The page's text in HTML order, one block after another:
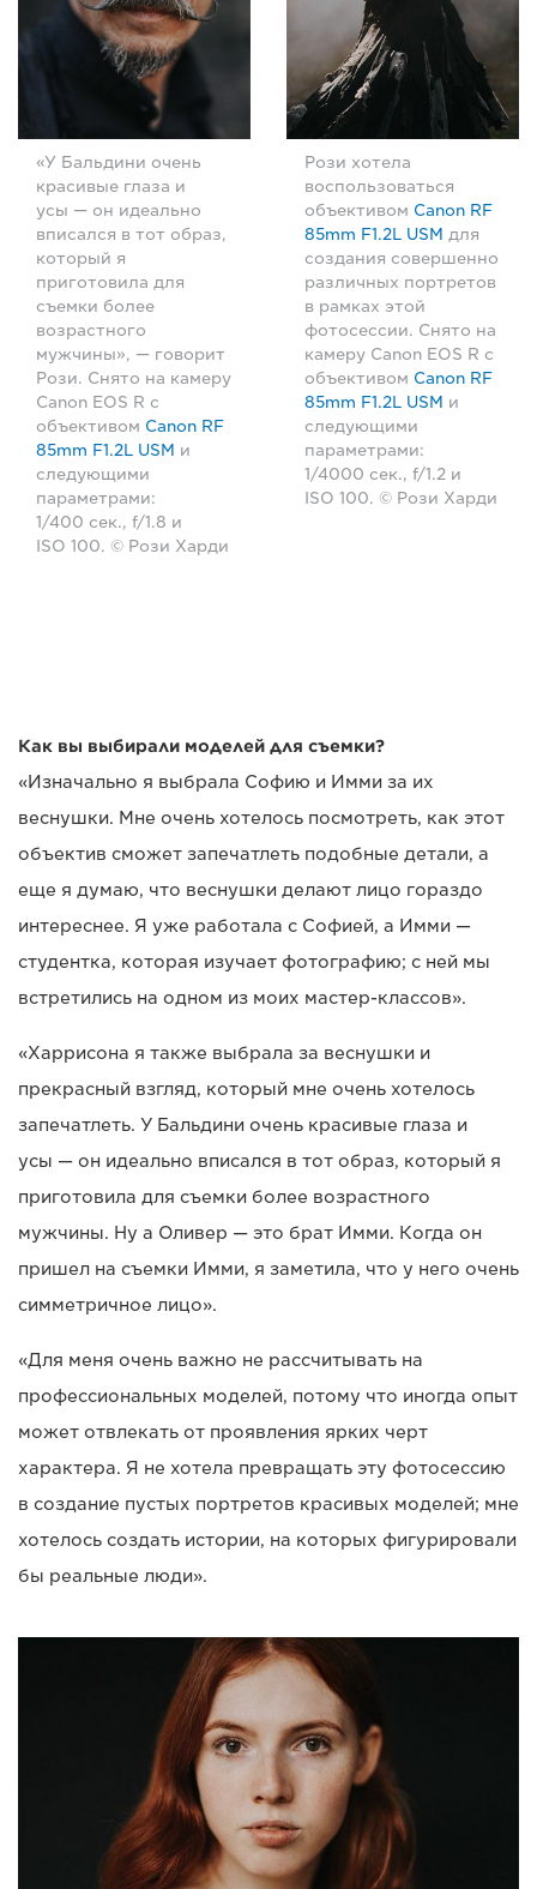
«У Бальдини очень
красивые глаза и
усы — он идеально
вписался в тот образ,
который я
приготовила для
съемки более
возрастного
мужчины», — говорит
Рози. Снято на камеру
Canon EOS R с
объективом Canon RF
85mm F1.2L USM и
следующими
параметрами:
1/400 сек., f/1.8 и
ISO 100. © Рози Харди
Рози хотела
воспользоваться
объективом Canon RF
85mm F1.2L USM для
создания совершенно
различных портретов
в рамках этой
фотосессии. Снято на
камеру Canon EOS R с
объективом Canon RF
85mm F1.2L USM и
следующими
параметрами:
1/4000 сек., f/1.2 и
ISO 100. © Рози Харди
Как вы выбирали моделей для съемки?
«Изначально я выбрала Софию и Имми за их
веснушки. Мне очень хотелось посмотреть, как этот
объектив сможет запечатлеть подобные детали, а
еще я думаю, что веснушки делают лицо гораздо
интереснее. Я уже работала с Софией, а Имми —
студентка, которая изучает фотографию; с ней мы
встретились на одном из моих мастер-классов».
«Харрисона я также выбрала за веснушки и
прекрасный взгляд, который мне очень хотелось
запечатлеть. У Бальдини очень красивые глаза и
усы — он идеально вписался в тот образ, который я
приготовила для съемки более возрастного
мужчины. Ну а Оливер — это брат Имми. Когда он
пришел на съемки Имми, я заметила, что у него очень
симметричное лицо».
«Для меня очень важно не рассчитывать на
профессиональных моделей, потому что иногда опыт
может отвлекать от проявления ярких черт
характера. Я не хотела превращать эту фотосессию
в создание пустых портретов красивых моделей; мне
хотелось создать истории, на которых фигурировали
бы реальные люди».